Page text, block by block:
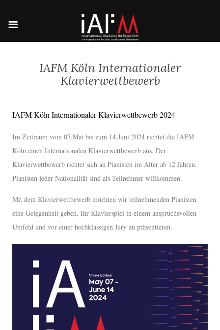
IAFM Köln Internationaler
Klavierwettbewerb
IAFM Köln Internationaler Klavierwettbewerb 2024
Im Zeitraum vom 07.Mai bis zum 14.Juni 2024 richtet die IAFM
Köln einen Internationalen Klavierwettbewerb aus. Der
Klavierwettbewerb richtet sich an Pianisten im Alter ab 12 Jahren.
Pianisten jeder Nationalität sind als Teilnehmer willkommen.
Mit dem Klavierwettbewerb möchten wir teilnehmenden Pianisten
eine Gelegenheit geben, Ihr Klavierspiel in einem anspruchsvollen
Umfeld und vor einer hochklassigen Jury zu präsentieren.